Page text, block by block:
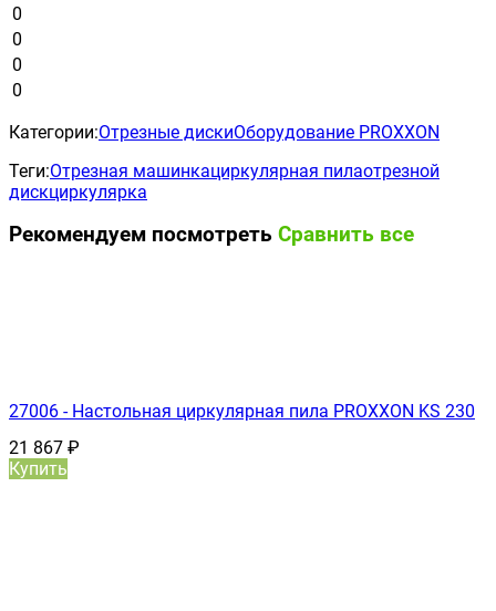
0
0
0
0
Категории:Отрезные дискиОборудование PROXXON
Теги:Отрезная машинкациркулярная пилаотрезной
дискциркулярка
Рекомендуем посмотреть Сравнить все
27006 - Настольная циркулярная пила PROXXON KS 230
21 867 ₽
Купить